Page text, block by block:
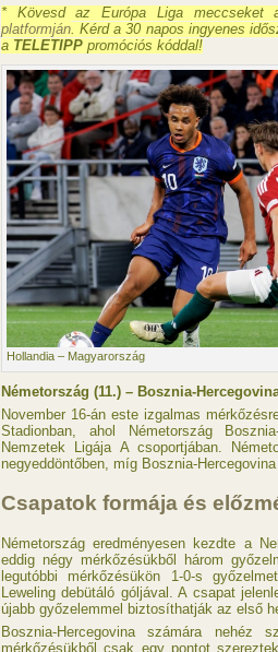
* Kövesd az Európa Liga
platformján. Kérd a 30 napos ingyenes
a TELETIPP promóciós kóddal!
Hollandia – Magyarország
Németország (11.) – Bosznia-
November 16-án este izgalmas
Stadionban, ahol Németország
Nemzetek Ligája A csoportjában.
negyeddöntőben, míg Bosznia-
Csapatok formája és
Németország eredményesen kezdte a
eddig négy mérkőzésükből három
legutóbbi mérkőzésükön 1-0-s
Leweling debütáló góljával. A csapat
újabb győzelemmel biztosíthatják az első
Bosznia-Hercegovina számára nehéz
mérkőzésükből csak egy pontot